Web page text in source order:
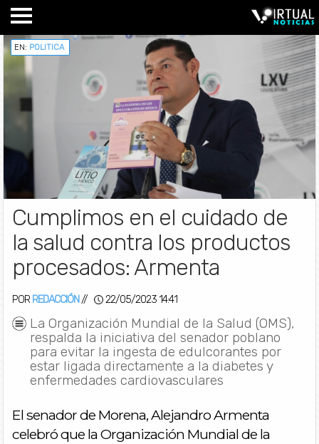
EN: POLITICA
Cumplimos en el cuidado de
la salud contra los productos
procesados: Armenta
POR REDACCIÓN // 22/05/2023 14:41
La Organización Mundial de la Salud (OMS),
respalda la iniciativa del senador poblano
para evitar la ingesta de edulcorantes por
estar ligada directamente a la diabetes y
enfermedades cardiovasculares
El senador de Morena, Alejandro Armenta
celebró que la Organización Mundial de la